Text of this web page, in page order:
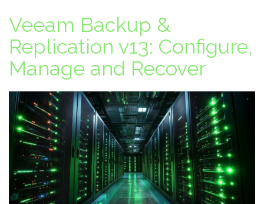
Veeam Backup &
Replication v13: Configure,
Manage and Recover